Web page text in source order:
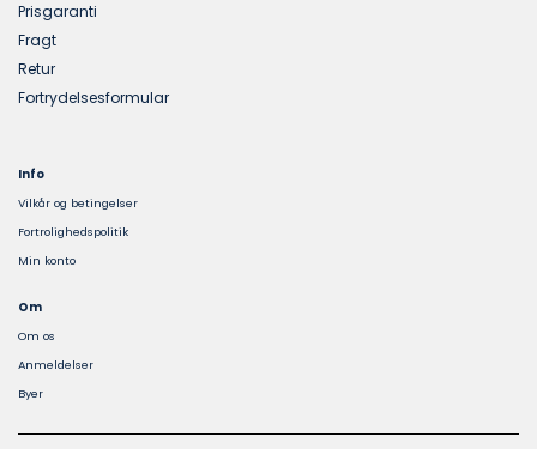
Prisgaranti
Fragt
Retur
Fortrydelsesformular
Info
Vilkår og betingelser
Fortrolighedspolitik
Min konto
Om
Om os
Anmeldelser
Byer